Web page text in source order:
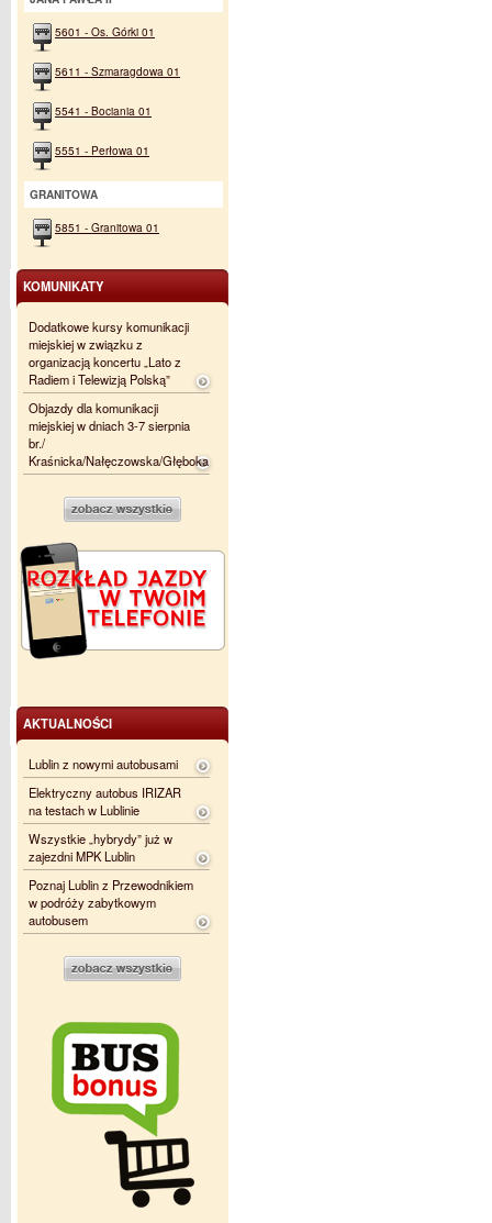
5601 - Os. Górki 01
5611 - Szmaragdowa 01
5541 - Bociania 01
5551 - Perłowa 01
GRANITOWA
5851 - Granitowa 01
KOMUNIKATY
Dodatkowe kursy komunikacji
miejskiej w związku z
organizacją koncertu „Lato z
Radiem i Telewizją Polską”
Objazdy dla komunikacji
miejskiej w dniach 3-7 sierpnia
br./
Kraśnicka/Nałęczowska/Głęboka
AKTUALNOŚCI
Lublin z nowymi autobusami
Elektryczny autobus IRIZAR
na testach w Lublinie
Wszystkie „hybrydy” już w
zajezdni MPK Lublin
Poznaj Lublin z Przewodnikiem
w podróży zabytkowym
autobusem